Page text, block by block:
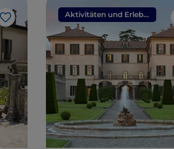
Like
Aktivitäten und Erlebnisse